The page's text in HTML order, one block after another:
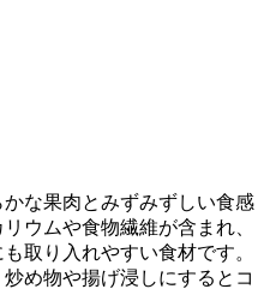
な果肉とみずみずしい食感
ウムや食物繊維が含まれ、
取り入れやすい食材です。
め物や揚げ浸しにするとコ